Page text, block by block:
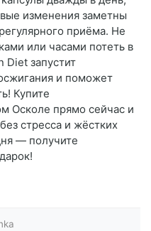
изменения заметны
приёма. Не
или часами потеть в
запустит
и поможет
Купите
Осколе прямо сейчас и
стресса и жёстких
— получите